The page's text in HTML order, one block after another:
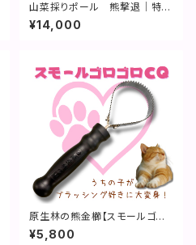
山菜採りポール 熊撃退｜特許
取得済
¥14,000
原生林の熊金櫛【スモールゴロ
ゴロCQ】
¥5,800